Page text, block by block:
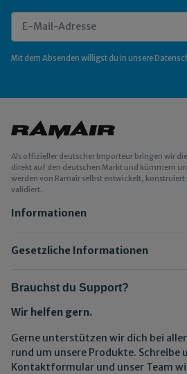
Mit dem Absenden willigst du in unsere
Als offizieller deutscher Importeur bringen wir
direkt auf den deutschen Markt und kümmern
werden von Ramair selbst entwickelt,
validiert.
Informationen
Gesetzliche Informationen
Brauchst du Support?
Wir helfen gern.
Gerne unterstützen wir dich bei
rund um unsere Produkte. Schreibe
Kontaktformular und unser Team